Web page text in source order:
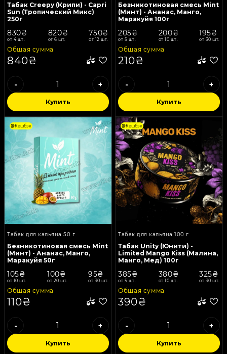
Табак Creepy (Крипи) - Capri
Sun (Тропический Микс)
250г
830₴
от 4 шт.
820₴
от 6 шт.
750₴
от 12 шт.
Общая сумма
840₴
- +
Купить
Безникотиновая смесь Mint
(Минт) - Ананас, Манго,
Маракуйя 100г
205₴
от 5 шт.
200₴
от 10 шт.
195₴
от 30 шт.
Общая сумма
210₴
- +
Купить
Кешбэк
Табак для кальяна 50 г
Безникотиновая смесь Mint
(Минт) - Ананас, Манго,
Маракуйя 50г
105₴
от 10 шт.
100₴
от 20 шт.
95₴
от 30 шт.
Общая сумма
110₴
- +
Купить
Кешбэк
Табак для кальяна 100 г
Табак Unity (Юнити) -
Limited Mango Kiss (Малина,
Манго, Мед) 100г
385₴
от 5 шт.
380₴
от 10 шт.
325₴
от 30 шт.
Общая сумма
390₴
- +
Купить